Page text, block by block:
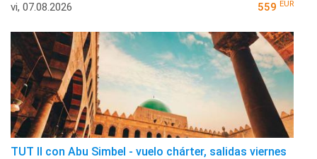
vi, 07.08.2026 559 EUR
TUT II con Abu Simbel - vuelo chárter, salidas viernes